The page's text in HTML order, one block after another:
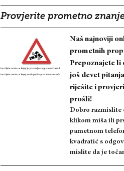
Provjerite prometno
Naš najnoviji
prometnih
Prepoznajete li
još devet
riješite i
prošli!
Dobro razmislite
klikom miša ili
pametnom
kvadratić s
mislite da je